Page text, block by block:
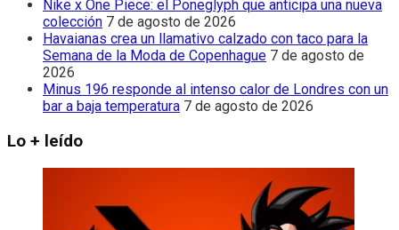
Nike x One Piece: el Poneglyph que anticipa una nueva
colección 7 de agosto de 2026
Havaianas crea un llamativo calzado con taco para la
Semana de la Moda de Copenhague 7 de agosto de
2026
Minus 196 responde al intenso calor de Londres con un
bar a baja temperatura 7 de agosto de 2026
Lo + leído